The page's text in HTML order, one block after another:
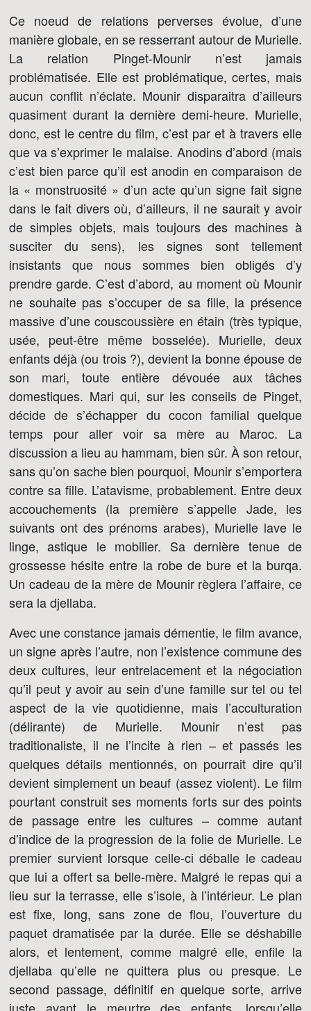
Ce noeud de relations perverses évolue, d’une
manière globale, en se resserrant autour de Murielle.
La relation Pinget-Mounir n’est jamais
problématisée. Elle est problématique, certes, mais
aucun conflit n’éclate. Mounir disparaitra d’ailleurs
quasiment durant la dernière demi-heure. Murielle,
donc, est le centre du film, c’est par et à travers elle
que va s’exprimer le malaise. Anodins d’abord (mais
c’est bien parce qu’il est anodin en comparaison de
la « monstruosité » d’un acte qu’un signe fait signe
dans le fait divers où, d’ailleurs, il ne saurait y avoir
de simples objets, mais toujours des machines à
susciter du sens), les signes sont tellement
insistants que nous sommes bien obligés d’y
prendre garde. C’est d’abord, au moment où Mounir
ne souhaite pas s’occuper de sa fille, la présence
massive d’une couscoussière en étain (très typique,
usée, peut-être même bosselée). Murielle, deux
enfants déjà (ou trois ?), devient la bonne épouse de
son mari, toute entière dévouée aux tâches
domestiques. Mari qui, sur les conseils de Pinget,
décide de s’échapper du cocon familial quelque
temps pour aller voir sa mère au Maroc. La
discussion a lieu au hammam, bien sûr. À son retour,
sans qu’on sache bien pourquoi, Mounir s’emportera
contre sa fille. L’atavisme, probablement. Entre deux
accouchements (la première s’appelle Jade, les
suivants ont des prénoms arabes), Murielle lave le
linge, astique le mobilier. Sa dernière tenue de
grossesse hésite entre la robe de bure et la burqa.
Un cadeau de la mère de Mounir règlera l’affaire, ce
sera la djellaba.
Avec une constance jamais démentie, le film avance,
un signe après l’autre, non l’existence commune des
deux cultures, leur entrelacement et la négociation
qu’il peut y avoir au sein d’une famille sur tel ou tel
aspect de la vie quotidienne, mais l’acculturation
(délirante) de Murielle. Mounir n’est pas
traditionaliste, il ne l’incite à rien – et passés les
quelques détails mentionnés, on pourrait dire qu’il
devient simplement un beauf (assez violent). Le film
pourtant construit ses moments forts sur des points
de passage entre les cultures – comme autant
d’indice de la progression de la folie de Murielle. Le
premier survient lorsque celle-ci déballe le cadeau
que lui a offert sa belle-mère. Malgré le repas qui a
lieu sur la terrasse, elle s’isole, à l’intérieur. Le plan
est fixe, long, sans zone de flou, l’ouverture du
paquet dramatisée par la durée. Elle se déshabille
alors, et lentement, comme malgré elle, enfile la
djellaba qu’elle ne quittera plus ou presque. Le
second passage, définitif en quelque sorte, arrive